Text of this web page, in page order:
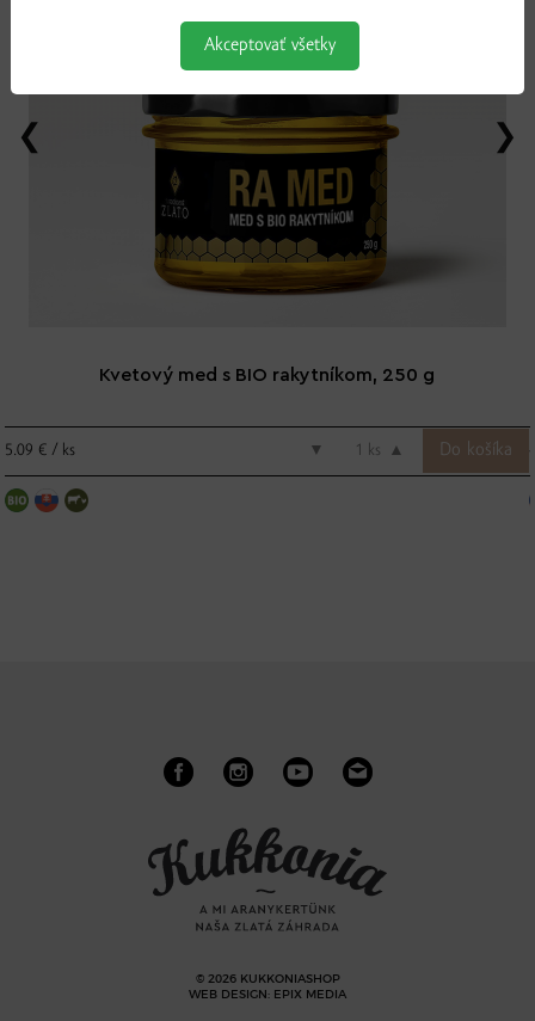
Kvetový med s BIO rakytníkom, 250 g
5.09 € / ks ▼ ks ▲
© 2026 KUKKONIASHOP
WEB DESIGN: EPIX MEDIA
Akceptovať všetky